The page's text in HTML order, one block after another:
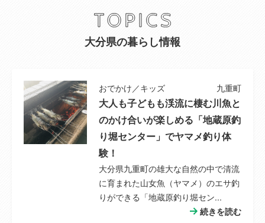
都市計画 --
主要採光面 --
用途地域 指定なし
所有権
大分県の暮らし情報
おでかけ／キッズ 九重町
大人も子どもも渓流に棲む川魚と
のかけ合いが楽しめる「地蔵原釣
り堀センター」でヤマメ釣り体
験！
大分県九重町の雄大な自然の中で清流
に育まれた山女魚（ヤマメ）のエサ釣
りができる「地蔵原釣り堀セン...
続きを読む